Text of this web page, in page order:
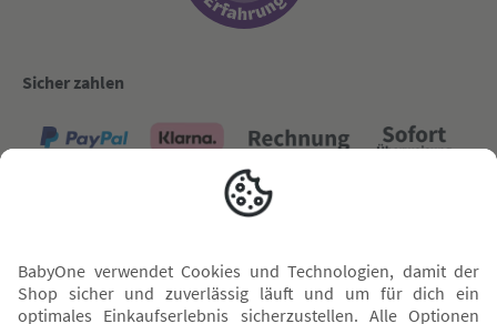
Sicher zahlen
Versand mit